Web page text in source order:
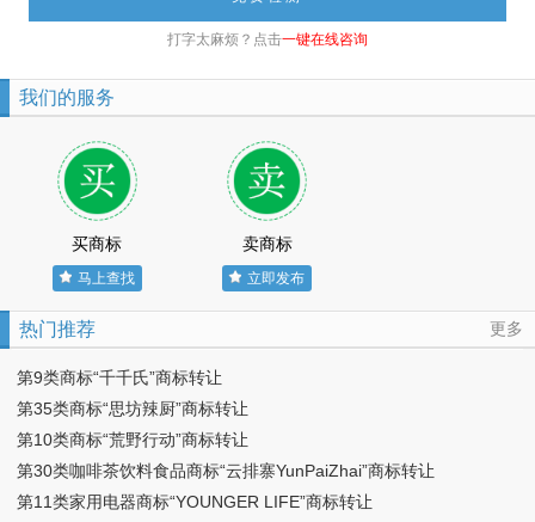
打字太麻烦？点击一键在线咨询
我们的服务
买商标
马上查找
卖商标
立即发布
更多
热门推荐
第9类商标“千千氏”商标转让
第35类商标“思坊辣厨”商标转让
第10类商标“荒野行动”商标转让
第30类咖啡茶饮料食品商标“云排寨YunPaiZhai”商标转让
第11类家用电器商标“YOUNGER LIFE”商标转让